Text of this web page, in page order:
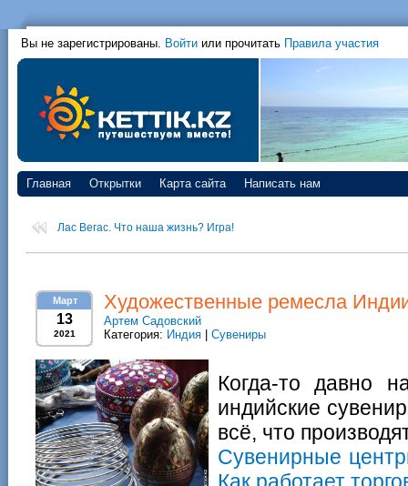
Вы не зарегистрированы. Войти или прочитать Правила участия
Главная Открытки Карта сайта Написать нам
Лас Вегас. Что наша жизнь? Игра!
Март
13
2021
Художественные ремесла
Артем Садовский
Категория: Индия | Сувениры
Когда-то давно
индийские
всё, что
Сувенирные
Как работает